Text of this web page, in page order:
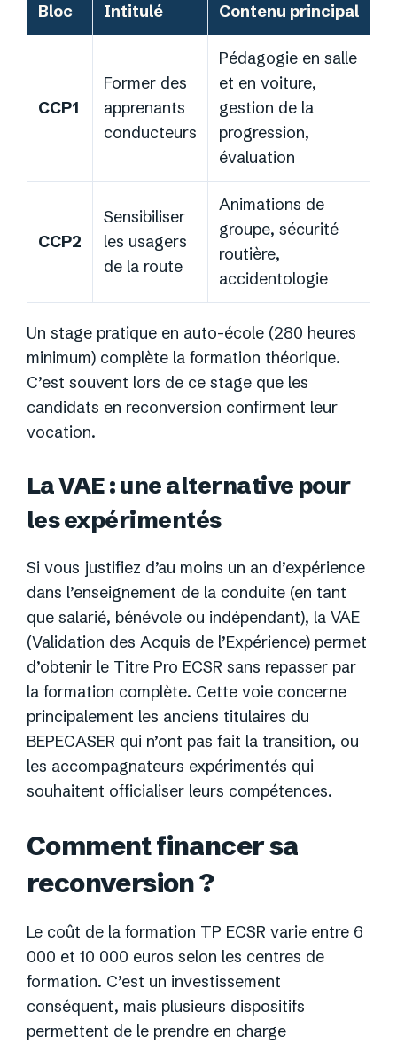
Bloc Intitulé Contenu principal
CCP1
Former des
apprenants
conducteurs
Pédagogie en salle
et en voiture,
gestion de la
progression,
évaluation
CCP2
Sensibiliser
les usagers
de la route
Animations de
groupe, sécurité
routière,
accidentologie
Un stage pratique en auto-école (280 heures
minimum) complète la formation théorique.
C’est souvent lors de ce stage que les
candidats en reconversion confirment leur
vocation.
La VAE : une alternative pour
les expérimentés
Si vous justifiez d’au moins un an d’expérience
dans l’enseignement de la conduite (en tant
que salarié, bénévole ou indépendant), la VAE
(Validation des Acquis de l’Expérience) permet
d’obtenir le Titre Pro ECSR sans repasser par
la formation complète. Cette voie concerne
principalement les anciens titulaires du
BEPECASER qui n’ont pas fait la transition, ou
les accompagnateurs expérimentés qui
souhaitent officialiser leurs compétences.
Comment financer sa
reconversion ?
Le coût de la formation TP ECSR varie entre 6
000 et 10 000 euros selon les centres de
formation. C’est un investissement
conséquent, mais plusieurs dispositifs
permettent de le prendre en charge